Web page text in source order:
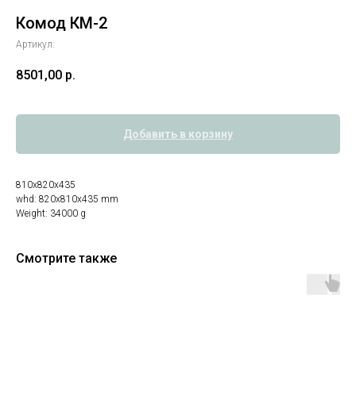
Комод КМ-2
Артикул:
8501,00 р.
Добавить в корзину
810х820х435
whd: 820x810x435 mm
Weight: 34000 g
Смотрите также